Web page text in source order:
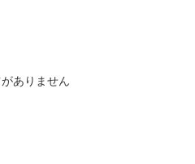
ありません